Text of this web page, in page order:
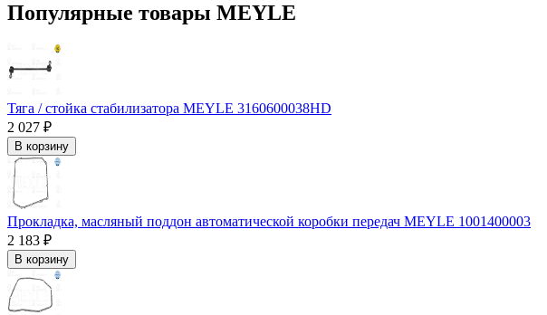
Популярные товары MEYLE
Тяга / стойка стабилизатора MEYLE 3160600038HD
2 027 ₽
В корзину
Прокладка, масляный поддон автоматической коробки передач MEYLE 1001400003
2 183 ₽
В корзину